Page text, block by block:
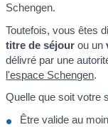
Schengen.
Toutefois, vous êtes
titre de séjour ou un
délivré par une
l'espace Schengen.
Quelle que soit votre
Être valide au